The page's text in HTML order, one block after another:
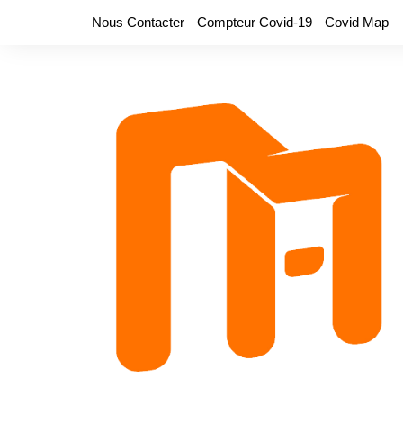
Nous Contacter Compteur Covid-19 Covid Map